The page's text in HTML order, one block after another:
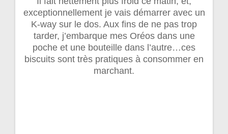
exceptionnellement je vais démarrer avec un
K-way sur le dos. Aux fins de ne pas trop
tarder, j’embarque mes Oréos dans une
poche et une bouteille dans l’autre…ces
biscuits sont très pratiques à consommer en
marchant.